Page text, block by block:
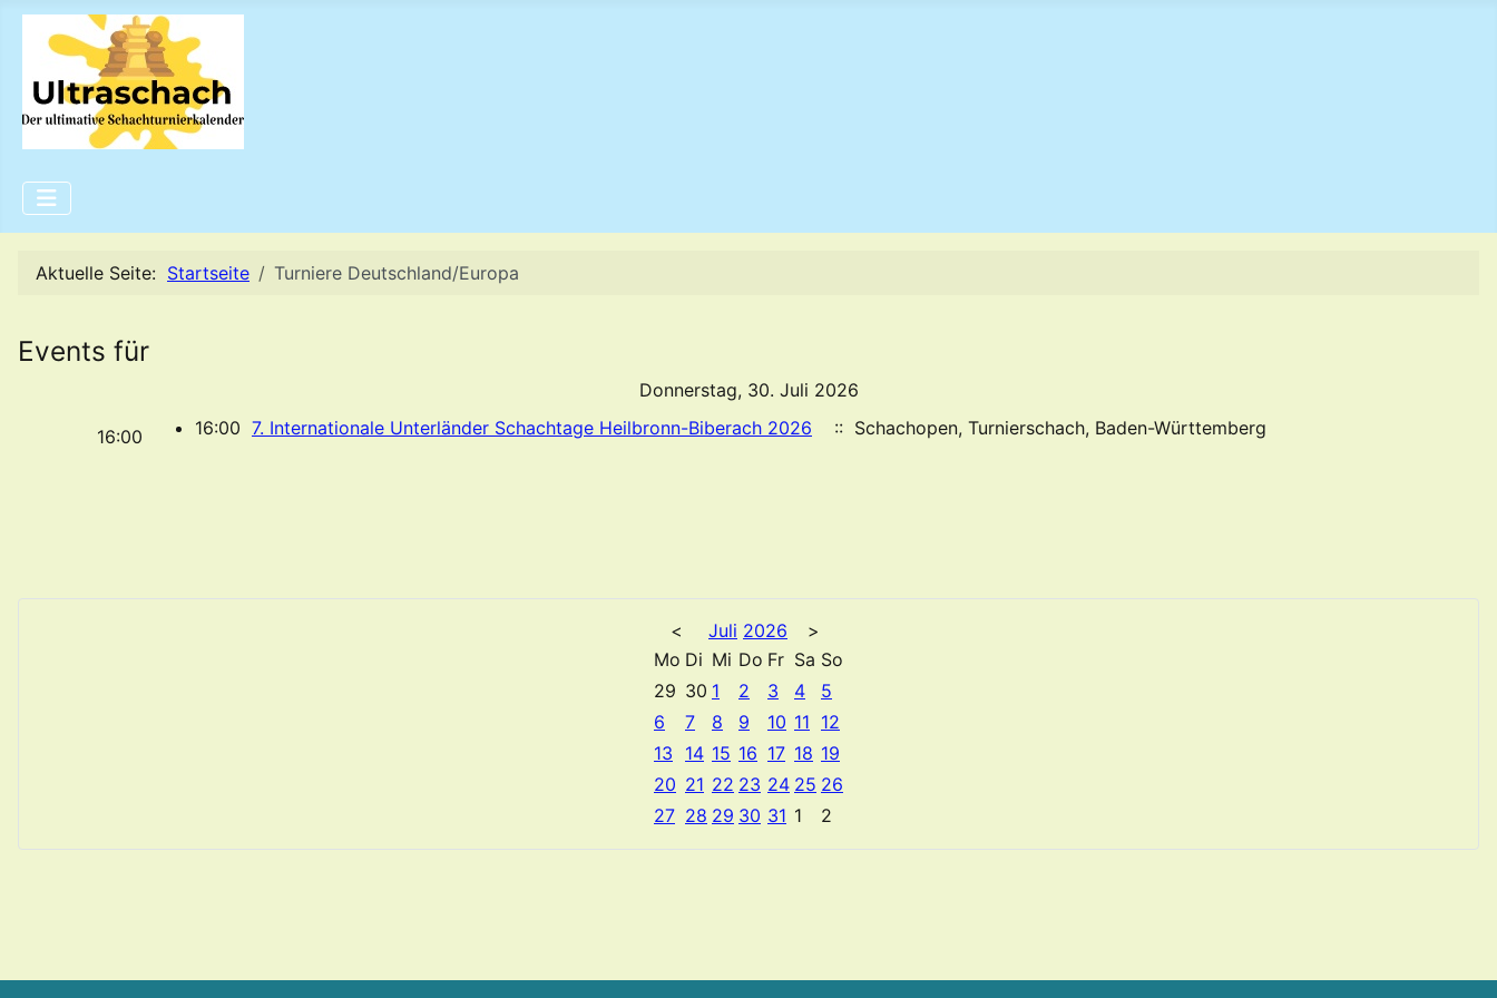
Aktuelle Seite: Startseite Turniere Deutschland/Europa
Events für
Donnerstag, 30. Juli 2026
16:00 16:00 7. Internationale Unterländer Schachtage Heilbronn-Biberach 2026 :: Schachopen, Turnierschach, Baden-Württemberg
< Juli 2026
>
Mo Di Mi Do Fr Sa So
29 30 1 2 3 4
5
6
7 8 9 10 11 12
13
14 15 16 17 18 19
20 21 22 23 24 25 26
27 28 29 30 31 1 2